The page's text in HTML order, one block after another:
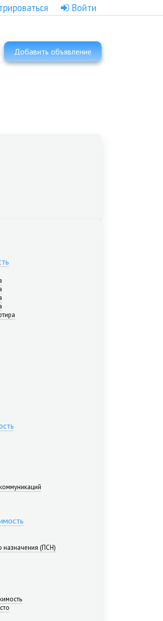
Войти
Добавить объявление
(ПСН)